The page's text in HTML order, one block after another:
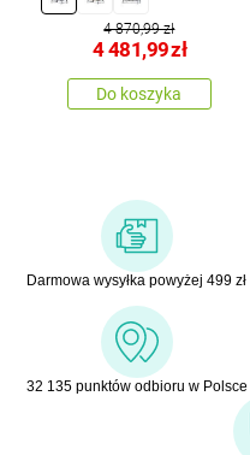
4 870,99 zł
4 481,99zł
Do koszyka
Darmowa wysyłka powyżej 499 zł
32 135 punktów odbioru w Polsce